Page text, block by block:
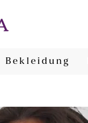
Bekleidung